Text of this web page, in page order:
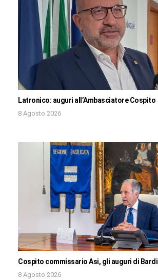
Latronico: auguri all’Ambasciatore Cospito
8 Agosto 2026
Cospito commissario Asi, gli auguri di Bardi
8 Agosto 2026